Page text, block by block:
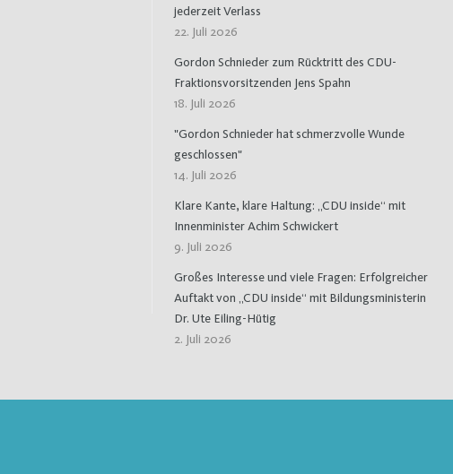
jederzeit Verlass
22. Juli 2026
Gordon Schnieder zum Rücktritt des CDU-
Fraktionsvorsitzenden Jens Spahn
18. Juli 2026
"Gordon Schnieder hat schmerzvolle Wunde
geschlossen"
14. Juli 2026
Klare Kante, klare Haltung: „CDU inside“ mit
Innenminister Achim Schwickert
9. Juli 2026
Großes Interesse und viele Fragen: Erfolgreicher
Auftakt von „CDU inside“ mit Bildungsministerin
Dr. Ute Eiling-Hütig
2. Juli 2026